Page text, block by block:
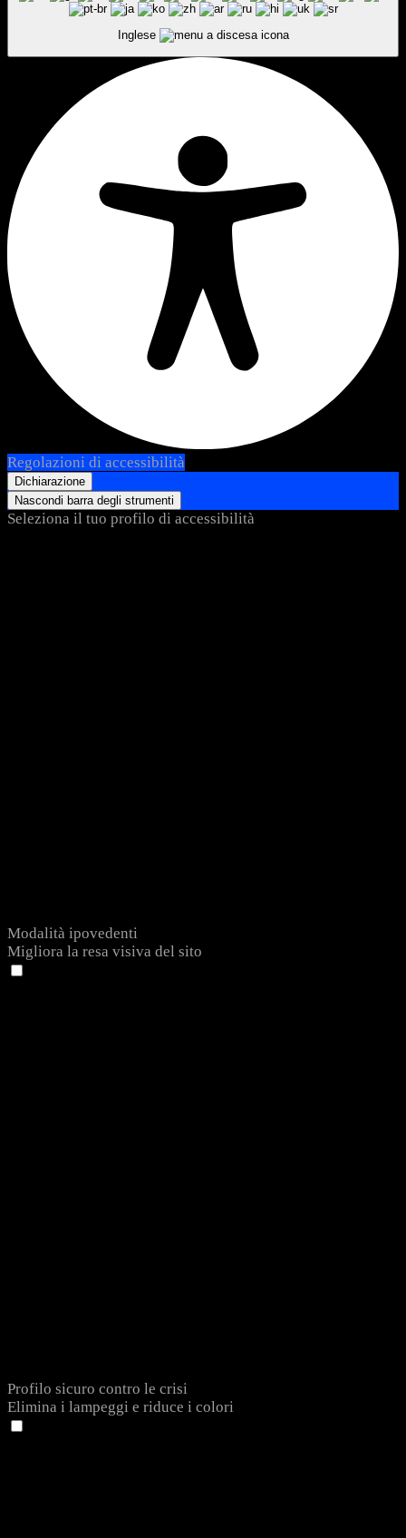
Inglese
Regolazioni di accessibilità
Dichiarazione
Nascondi barra degli strumenti
Seleziona il tuo profilo di accessibilità
Modalità ipovedenti
Migliora la resa visiva del sito
Profilo sicuro contro le crisi
Elimina i lampeggi e riduce i colori